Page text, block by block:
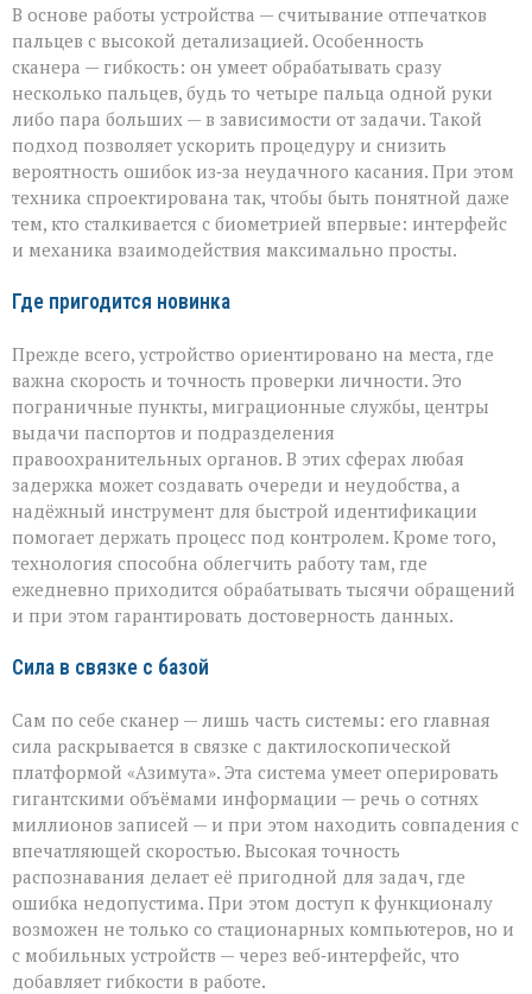
В основе работы устройства — считывание отпечатков
пальцев с высокой детализацией. Особенность
сканера — гибкость: он умеет обрабатывать сразу
несколько пальцев, будь то четыре пальца одной руки
либо пара больших — в зависимости от задачи. Такой
подход позволяет ускорить процедуру и снизить
вероятность ошибок из‑за неудачного касания. При этом
техника спроектирована так, чтобы быть понятной даже
тем, кто сталкивается с биометрией впервые: интерфейс
и механика взаимодействия максимально просты.
Где пригодится новинка
Прежде всего, устройство ориентировано на места, где
важна скорость и точность проверки личности. Это
пограничные пункты, миграционные службы, центры
выдачи паспортов и подразделения
правоохранительных органов. В этих сферах любая
задержка может создавать очереди и неудобства, а
надёжный инструмент для быстрой идентификации
помогает держать процесс под контролем. Кроме того,
технология способна облегчить работу там, где
ежедневно приходится обрабатывать тысячи обращений
и при этом гарантировать достоверность данных.
Сила в связке с базой
Сам по себе сканер — лишь часть системы: его главная
сила раскрывается в связке с дактилоскопической
платформой «Азимута». Эта система умеет оперировать
гигантскими объёмами информации — речь о сотнях
миллионов записей — и при этом находить совпадения с
впечатляющей скоростью. Высокая точность
распознавания делает её пригодной для задач, где
ошибка недопустима. При этом доступ к функционалу
возможен не только со стационарных компьютеров, но и
с мобильных устройств — через веб‑интерфейс, что
добавляет гибкости в работе.